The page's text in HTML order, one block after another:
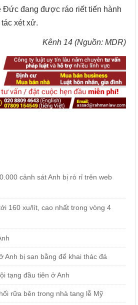
Đức đang được ráo riết tiến hành
xét xử.
Kênh 14 (Nguồn: MDR)
cảnh sát Anh bị rò rỉ trên web
160 xu/lít, cao nhất trong vòng 4
Anh bị san bằng để khai thác đá
tạng đầu tiên ở Anh
rữa bên trong nhà tang lễ Mỹ